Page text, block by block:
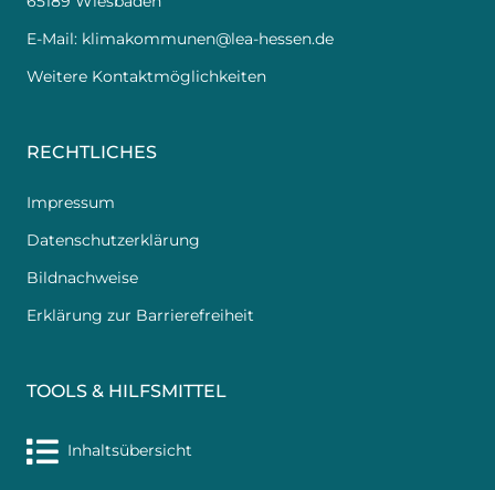
E-Mail: klimakommunen@lea-hessen.de
Weitere Kontaktmöglichkeiten
RECHTLICHES
Impressum
Datenschutzerklärung
Bildnachweise
Erklärung zur Barrierefreiheit
TOOLS & HILFSMITTEL
Inhaltsübersicht